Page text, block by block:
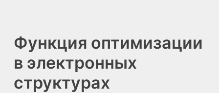
content
Функция оптимизации
в электронных
структурах